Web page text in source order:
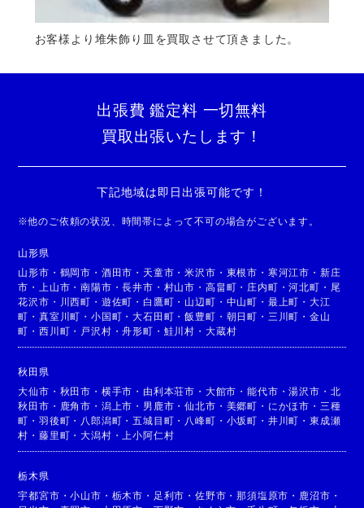
お客様より堆朱飾り皿を買取させて頂きました。
出張費 鑑定料 一切無料
買取出張いたします！
下記地域は即日出張可能です！
※他のご依頼の状況、時間帯によって不可の場合がございます。
山形県
山形市 ・ 鶴岡市 ・ 酒田市 ・ 天童市 ・米沢市 ・ 東根市 ・ 寒河江市 ・ 新庄
市 ・ 上山市 ・南陽市 ・長井市 ・ 村山市 ・ 高畠町 ・ 庄内町 ・河北町 ・ 尾
花沢市 ・ 川西町 ・ 遊佐町 ・ 白鷹町 ・ 山辺町 ・ 中山町 ・ 最上町 ・ 大江
町 ・真室川町 ・小国町 ・大石田町 ・飯豊町 ・ 朝日町 ・ 三川町 ・ 金山
町 ・西川町 ・ 戸沢村 ・舟形町 ・ 鮭川村 ・ 大蔵村
秋田県
大仙市 ・ 秋田市 ・ 横手市 ・ 由利本荘市 ・ 大館市 ・能代市 ・湯沢市 ・ 北
秋田市 ・ 鹿角市 ・ 潟上市 ・ 男鹿市 ・仙北市 ・ 美郷町 ・ にかほ市 ・ 三種
町 ・羽後町 ・ 八郎潟町 ・五城目町 ・ 八峰町 ・ 小坂町 ・ 井川町 ・ 東成瀬
村 ・藤里町 ・大潟村 ・ 上小阿仁村
栃木県
宇都宮市 ・小山市 ・ 栃木市 ・ 足利市 ・佐野市 ・那須塩原市 ・ 鹿沼市 ・